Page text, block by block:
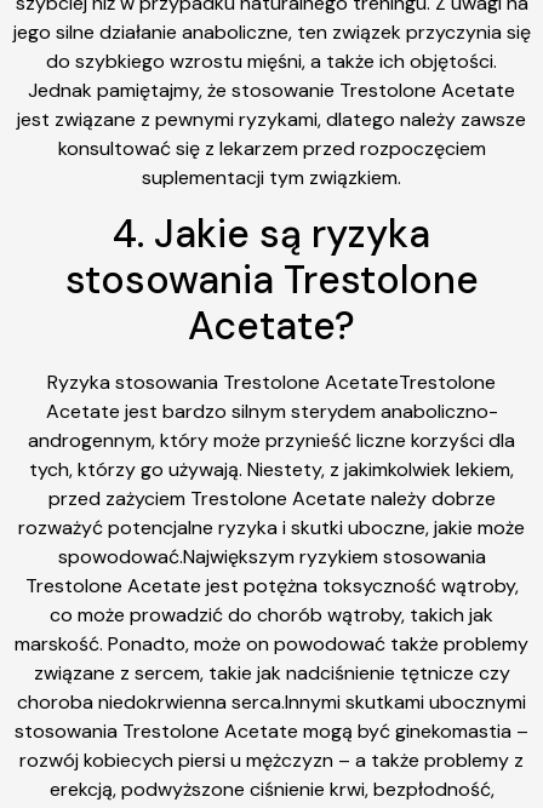
jego silne działanie anaboliczne, ten związek przyczynia się
do szybkiego wzrostu mięśni, a także ich objętości.
Jednak pamiętajmy, że stosowanie Trestolone Acetate
jest związane z pewnymi ryzykami, dlatego należy zawsze
konsultować się z lekarzem przed rozpoczęciem
suplementacji tym związkiem.
4. Jakie są ryzyka
stosowania Trestolone
Acetate?
Ryzyka stosowania Trestolone AcetateTrestolone
Acetate jest bardzo silnym sterydem anaboliczno-
androgennym, który może przynieść liczne korzyści dla
tych, którzy go używają. Niestety, z jakimkolwiek lekiem,
przed zażyciem Trestolone Acetate należy dobrze
rozważyć potencjalne ryzyka i skutki uboczne, jakie może
spowodować.Największym ryzykiem stosowania
Trestolone Acetate jest potężna toksyczność wątroby,
co może prowadzić do chorób wątroby, takich jak
marskość. Ponadto, może on powodować także problemy
związane z sercem, takie jak nadciśnienie tętnicze czy
choroba niedokrwienna serca.Innymi skutkami ubocznymi
stosowania Trestolone Acetate mogą być ginekomastia –
rozwój kobiecych piersi u mężczyzn – a także problemy z
erekcją, podwyższone ciśnienie krwi, bezpłodność,